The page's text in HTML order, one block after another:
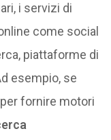
i servizi di
come social
piattaforme di
esempio, se
fornire motori